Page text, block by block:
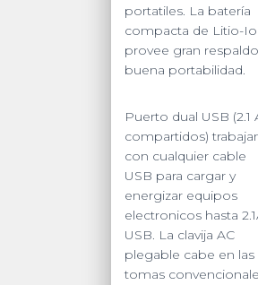
portatiles. La batería
compacta de Litio-
provee gran
buena portabilidad.
Puerto dual USB (2.1
compartidos)
con cualquier cable
USB para cargar y
energizar equipos
electronicos hasta
USB. La clavija AC
plegable cabe en las
tomas